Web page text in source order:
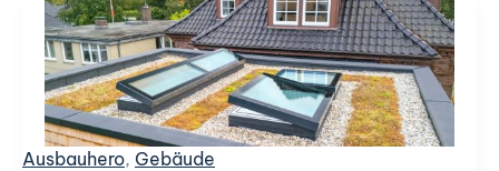
Ausbauhero, Gebäude